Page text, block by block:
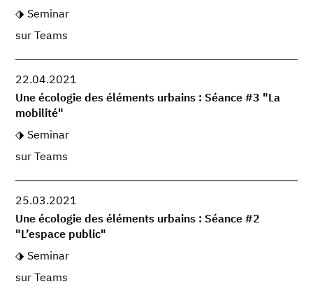
Seminar
sur Teams
22.04.2021
Une écologie des éléments urbains : Séance #3 "La
mobilité"
Seminar
sur Teams
25.03.2021
Une écologie des éléments urbains : Séance #2
"L’espace public"
Seminar
sur Teams